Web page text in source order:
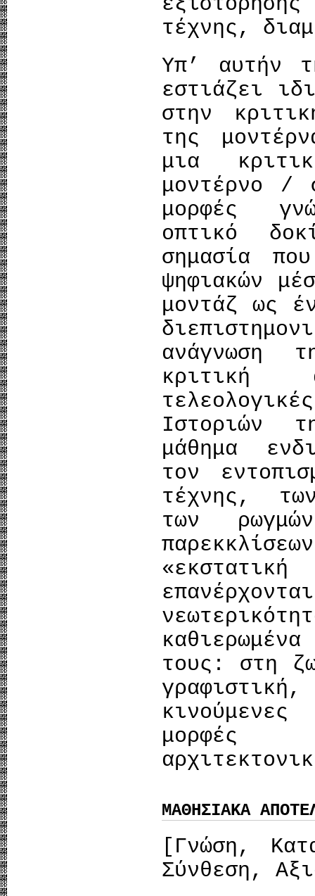
τέχνης,
Υπ’ αυτήν
εστιάζει
στην
της
μια
μοντέρνο /
μορφές
οπτικό
σημασία
ψηφιακών
μοντάζ ως
ανάγνωση
κριτική
Ιστοριών
μάθημα
τον
τέχνης,
των
τους: στη
μορφές
ΜΑΘΗΣΙΑΚΑ
[Γνώση,
Σύνθεση,